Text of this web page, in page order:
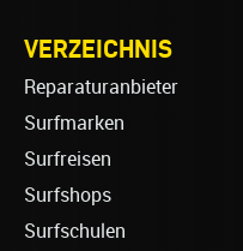
VERZEICHNIS
Reparaturanbieter
Surfmarken
Surfreisen
Surfshops
Surfschulen